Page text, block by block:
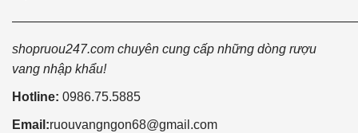
shopruou247.com chuyên cung cấp những dòng rượu
vang nhập khẩu!
Hotline: 0986.75.5885
Email:ruouvangngon68@gmail.com